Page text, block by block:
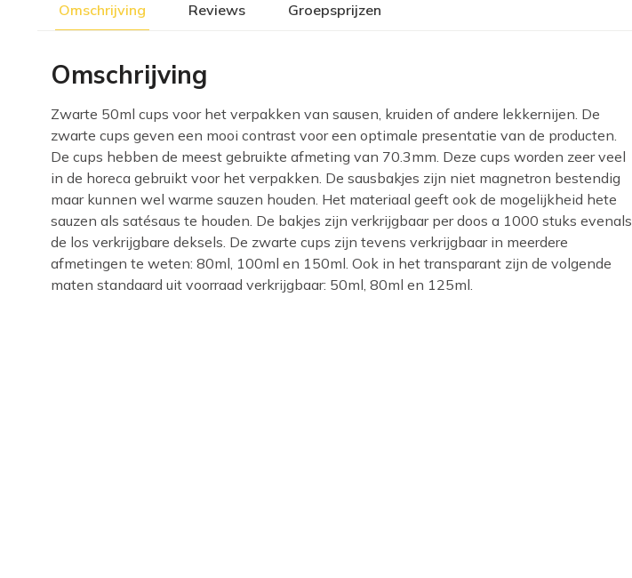
Omschrijving Reviews Groepsprijzen
Omschrijving
Zwarte 50ml cups voor het verpakken van sausen, kruiden of andere lekkernijen. De
zwarte cups geven een mooi contrast voor een optimale presentatie van de producten.
De cups hebben de meest gebruikte afmeting van 70.3mm. Deze cups worden zeer veel
in de horeca gebruikt voor het verpakken. De sausbakjes zijn niet magnetron bestendig
maar kunnen wel warme sauzen houden. Het materiaal geeft ook de mogelijkheid hete
sauzen als satésaus te houden. De bakjes zijn verkrijgbaar per doos a 1000 stuks evenals
de los verkrijgbare deksels. De zwarte cups zijn tevens verkrijgbaar in meerdere
afmetingen te weten: 80ml, 100ml en 150ml. Ook in het transparant zijn de volgende
maten standaard uit voorraad verkrijgbaar: 50ml, 80ml en 125ml.